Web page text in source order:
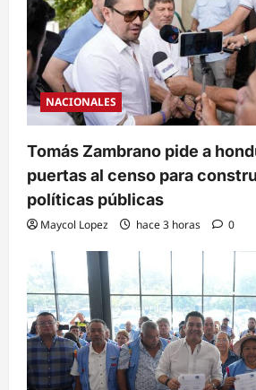
NACIONALES
Tomás Zambrano pide a
puertas al censo para
políticas públicas
Maycol Lopez hace 3 horas 0